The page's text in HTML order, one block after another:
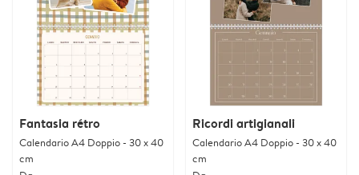
Fantasia rétro
Calendario A4 Doppio - 30 x 40
cm
Ricordi artigianali
Calendario A4 Doppio - 30 x 40
cm